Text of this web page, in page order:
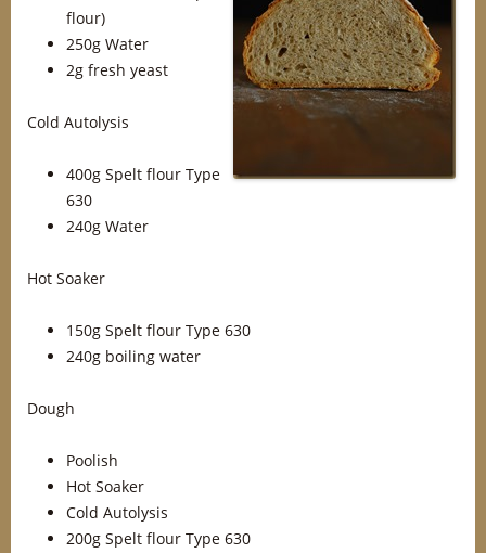
flour)
250g Water
2g fresh yeast
Cold Autolysis
400g Spelt flour Type
630
240g Water
Hot Soaker
150g Spelt flour Type 630
240g boiling water
Dough
Poolish
Hot Soaker
Cold Autolysis
200g Spelt flour Type 630